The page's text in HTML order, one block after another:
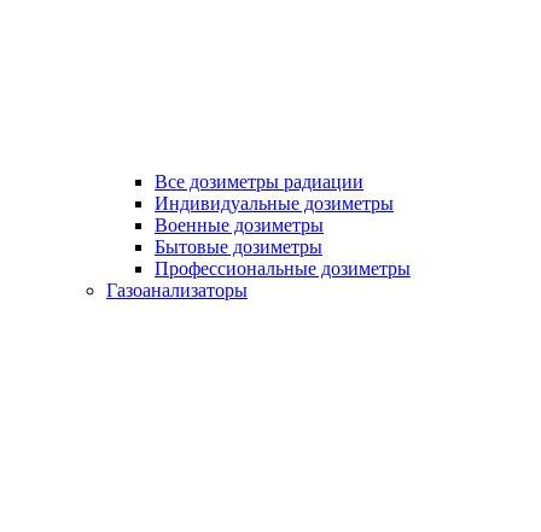
Все дозиметры радиации
Индивидуальные дозиметры
Военные дозиметры
Бытовые дозиметры
Профессиональные дозиметры
Газоанализаторы